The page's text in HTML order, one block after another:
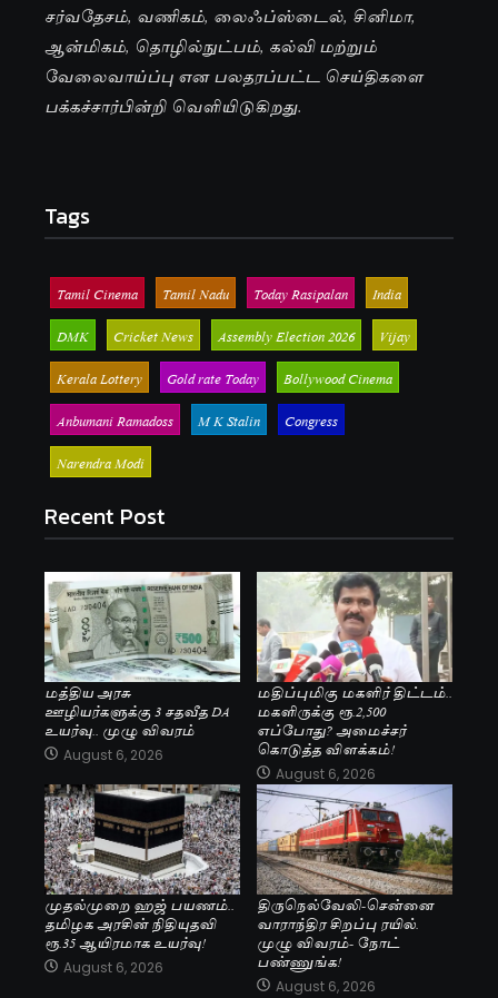
சர்வதேசம், வணிகம், லைஃப்ஸ்டைல், சினிமா,
ஆன்மிகம், தொழில்நுட்பம், கல்வி மற்றும்
வேலைவாய்ப்பு என பலதரப்பட்ட செய்திகளை
பக்கச்சார்பின்றி வெளியிடுகிறது.
Tags
Tamil Cinema Tamil Nadu Today Rasipalan
India
DMK
Cricket News Assembly Election 2026
Vijay
Kerala Lottery
Gold rate Today
Bollywood Cinema
Anbumani Ramadoss
M K Stalin
Congress
Narendra Modi
Recent Post
மத்திய அரசு
ஊழியர்களுக்கு 3 சதவீத DA
உயர்வு.. முழு விவரம்
August 6, 2026
மதிப்புமிகு மகளிர் திட்டம்..
மகளிருக்கு ரூ.2,500
எப்போது? அமைச்சர்
கொடுத்த விளக்கம்!
August 6, 2026
முதல்முறை ஹஜ் பயணம்..
தமிழக அரசின் நிதியுதவி
ரூ.35 ஆயிரமாக உயர்வு!
August 6, 2026
திருநெல்வேலி-சென்னை
வாராந்திர சிறப்பு ரயில்.
முழு விவரம்- நோட்
பண்ணுங்க!
August 6, 2026